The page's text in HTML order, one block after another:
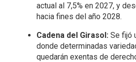
actual al 7,5% en 2027, y
hacia fines del año 2028.
Cadena del Girasol:Se fijó
donde determinadas
quedarán exentas de